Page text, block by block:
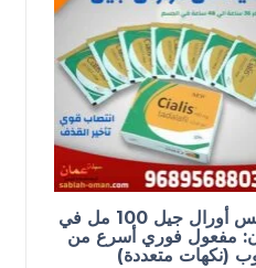
سيالس أورال جيل 100 مل في
مفعول فوري أسرع من
(نكهات متعددة)